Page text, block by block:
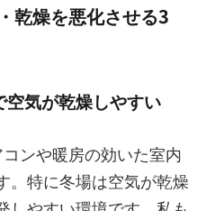
乾燥を悪化させる3
気が乾燥しやすい
ンや暖房の効いた室内
。特に冬場は空気が乾燥